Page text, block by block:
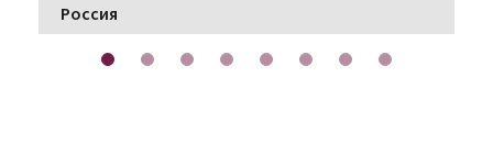
Россия